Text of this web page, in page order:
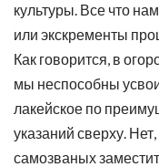
культуры. Все что
или экскременты
Как говорится, в
мы неспособны
лакейское по
указаний сверху.
самозваных